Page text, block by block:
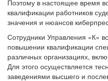
Поэтому в настоящее время
квалификации работников
значения и нюансов
Сотрудники Управления «К»
повышении квалификации
различных организациях,
Для этого осуществляется
заведениями высшего и